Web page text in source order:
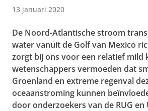
13 januari 2020
De Noord-Atlantische stroom
water vanuit de Golf van Mexico
zorgt bij ons voor een relatief mild
wetenschappers vermoeden dat
Groenland en extreme regenval
oceaanstroming kunnen
door onderzoekers van de RUG